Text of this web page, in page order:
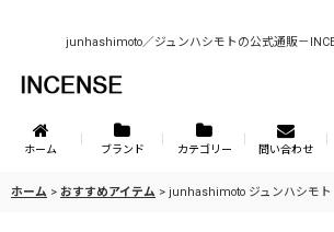
junhashimoto／ジュンハシモトの公式通販－
ホーム ブランド カテゴリー 問い合わせ
ホーム > おすすめアイテム > junhashimoto ジュンハシモト